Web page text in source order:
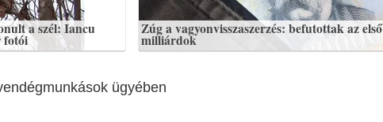
a szél: Iancu
fotói
Zúg a vagyonvisszaszerzés: befutottak az első
milliárdok
ügyében